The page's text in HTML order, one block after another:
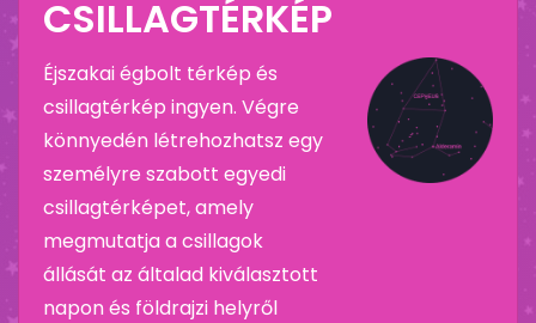
CSILLAGTÉRKÉP
Éjszakai égbolt térkép és
csillagtérkép ingyen. Végre
könnyedén létrehozhatsz egy
személyre szabott egyedi
csillagtérképet, amely
megmutatja a csillagok
állását az általad kiválasztott
napon és földrajzi helyről